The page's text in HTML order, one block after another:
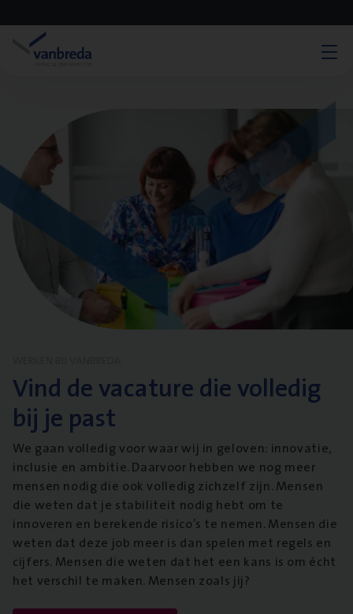
Vind de vacature die volledig
bij je past
We gaan volledig voor waar wij in geloven: innovatie,
inclusie en ambitie. Daarvoor hebben we nog meer
mensen nodig die ook volledig zichzelf zijn. Mensen
die weten dat je stabiliteit nodig hebt om te
innoveren en berekende risico’s te nemen. Mensen die
weten dat deze job meer is dan spelen met regels en
cijfers. Mensen die weten dat het een kans is om écht
het verschil te maken. Mensen zoals jij?